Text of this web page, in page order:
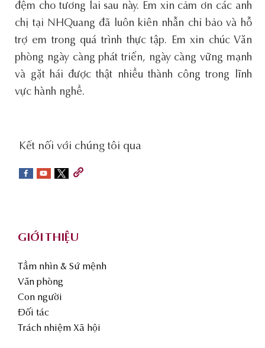
đệm cho tương lai sau này. Em xin cảm ơn các anh
chị tại NHQuang đã luôn kiên nhẫn chỉ bảo và hỗ
trợ em trong quá trình thực tập. Em xin chúc Văn
phòng ngày càng phát triển, ngày càng vững mạnh
và gặt hái được thật nhiều thành công trong lĩnh
vực hành nghề.
social-
sidebar
Kết nối với chúng tôi qua
GIỚI THIỆU
Tầm nhìn & Sứ mệnh
Văn phòng
Con người
Đối tác
Trách nhiệm Xã hội